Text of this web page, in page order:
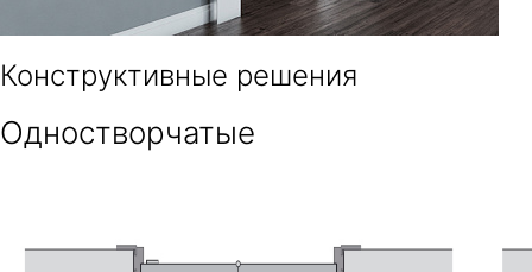
Конструктивные решения
Одностворчатые